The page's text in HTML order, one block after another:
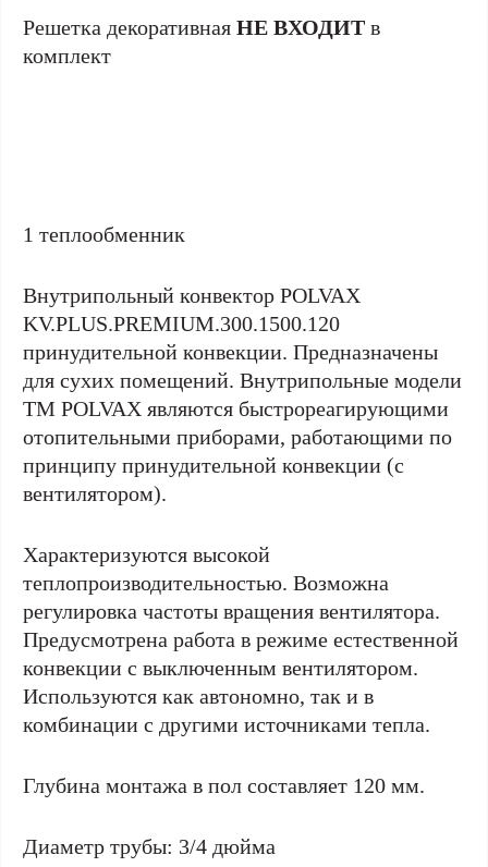
Решетка декоративная НЕ ВХОДИТ в
комплект
1 теплообменник
Внутрипольный конвектор POLVAX
KV.PLUS.PREMIUM.300.1500.120
принудительной конвекции. Предназначены
для сухих помещений. Внутрипольные модели
ТМ POLVAX являются быстрореагирующими
отопительными приборами, работающими по
принципу принудительной конвекции (с
вентилятором).
Характеризуются высокой
теплопроизводительностью. Возможна
регулировка частоты вращения вентилятора.
Предусмотрена работа в режиме естественной
конвекции с выключенным вентилятором.
Используются как автономно, так и в
комбинации с другими источниками тепла.
Глубина монтажа в пол составляет 120 мм.
Диаметр трубы: 3/4 дюйма